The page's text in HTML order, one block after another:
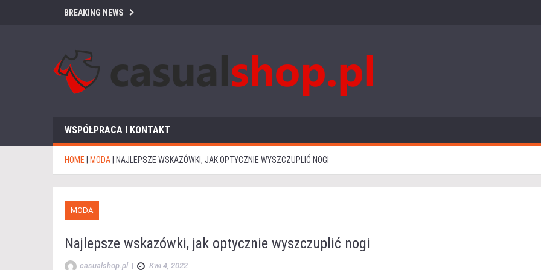
BREAKING NEWS
WSPÓŁPRACA I KONTAKT
HOME MODA NAJLEPSZE WSKAZÓWKI, JAK OPTYCZNIE WYSZCZUPLIĆ NOGI
MODA
Najlepsze wskazówki, jak optycznie wyszczuplić nogi
casualshop.pl | Kwi 4, 2022